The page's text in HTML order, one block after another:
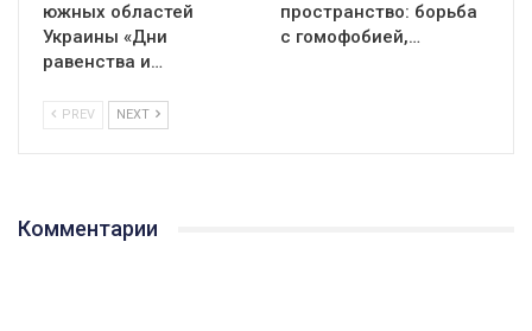
южных областей
Украины «Дни
равенства и…
пространство: борьба
с гомофобией,…
PREV NEXT
Комментарии